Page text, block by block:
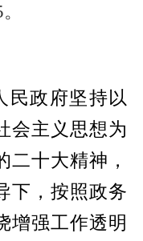
。
民政府坚持以
会主义思想为
十大精神，
下，按照政务
增强工作透明